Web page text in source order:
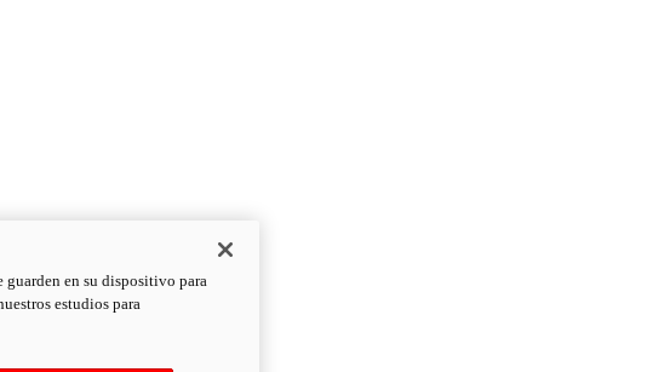
guarden en su dispositivo para
estudios para